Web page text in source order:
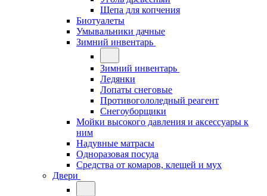
Щепа для копчения
Биотуалеты
Умывальники дачные
Зимний инвентарь
Зимний инвентарь
Ледянки
Лопаты снеговые
Противогололедный реагент
Снегоуборщики
Мойки высокого давления и аксессуары к
ним
Надувные матрасы
Одноразовая посуда
Средства от комаров, клещей и мух
Двери